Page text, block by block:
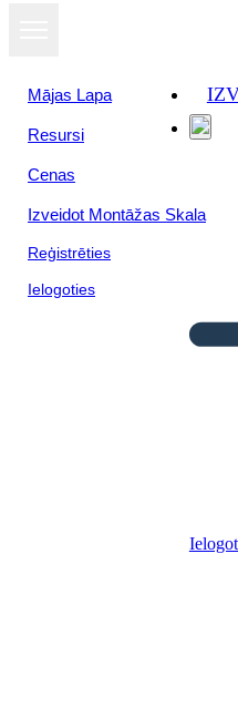
Mājas Lapa
Resursi
Cenas
Izveidot Montāžas Skala
Reģistrēties
Ielogoties
Kopējiet